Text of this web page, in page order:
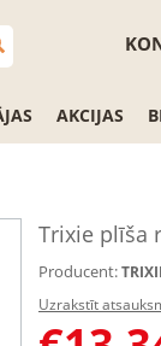
AKCIJAS
Trixie plīša
Producent:
Uzrakstīt